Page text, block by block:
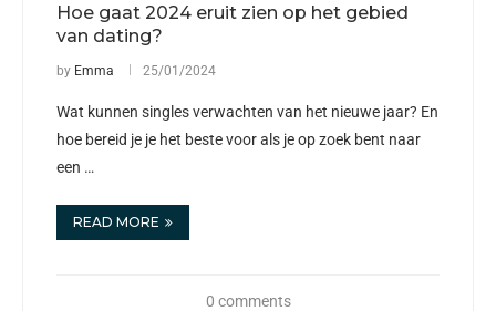
Hoe gaat 2024 eruit zien op het gebied
van dating?
by Emma 25/01/2024
Wat kunnen singles verwachten van het nieuwe jaar? En
hoe bereid je je het beste voor als je op zoek bent naar
een …
READ MORE
0 comments